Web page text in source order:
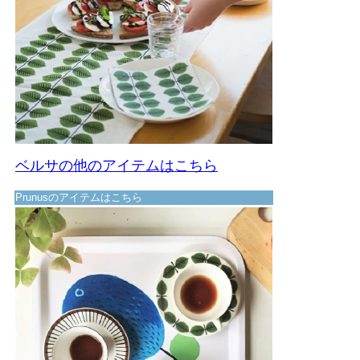
ベルサの他のアイテムはこちら
Prunusのアイテムはこちら